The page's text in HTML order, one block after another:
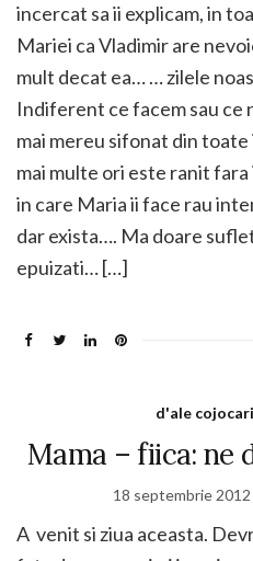
incercat sa ii explicam, in
Mariei ca Vladimir are
mult decat ea… … zilele
Indiferent ce facem sau ce
mai mereu sifonat din
mai multe ori este ranit
in care Maria ii face rau
dar exista…. Ma doare
epuizati… […]
d'ale
Mama – fiica: ne
18 septembrie 2012
A venit si ziua aceasta.